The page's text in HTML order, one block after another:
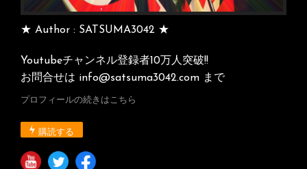
★ Author : SATSUMA3042 ★
Youtubeチャンネル登録者10万人突破!!
お問合せは info@satsuma3042.com まで
プロフィールの続きはこちら
購読する